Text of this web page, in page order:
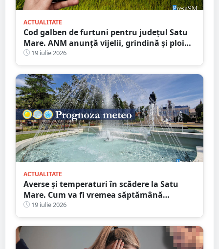
ACTUALITATE
Cod galben de furtuni pentru județul Satu
Mare. ANM anunță vijelii, grindină și ploi
torențiale
19 iulie 2026
ACTUALITATE
Averse și temperaturi în scădere la Satu
Mare. Cum va fi vremea săptămână
următoare
19 iulie 2026